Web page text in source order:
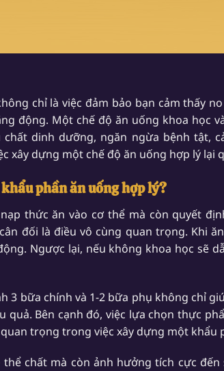
chỉ là việc đảm bảo bạn cảm thấy
động. Một chế độ ăn uống khoa học
dinh dưỡng, ngăn ngừa bệnh tật,
xây dựng một chế độ ăn uống hợp lý lại
phần ăn uống hợp lý?
thức ăn vào cơ thể mà còn quyết
đối là điều vô cùng quan trọng. Khi
Ngược lại, nếu không khoa học sẽ
3 bữa chính và 1-2 bữa phụ không chỉ
quả. Bên cạnh đó, việc lựa chọn thực
trọng trong việc xây dựng một khẩu
chất mà còn ảnh hưởng tích cực